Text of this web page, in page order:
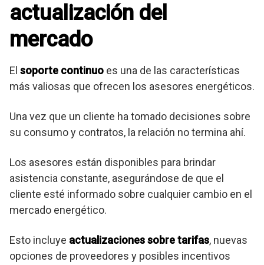
actualización del
mercado
El soporte continuo es una de las características
más valiosas que ofrecen los asesores energéticos.
Una vez que un cliente ha tomado decisiones sobre
su consumo y contratos, la relación no termina ahí.
Los asesores están disponibles para brindar
asistencia constante, asegurándose de que el
cliente esté informado sobre cualquier cambio en el
mercado energético.
Esto incluye actualizaciones sobre tarifas, nuevas
opciones de proveedores y posibles incentivos